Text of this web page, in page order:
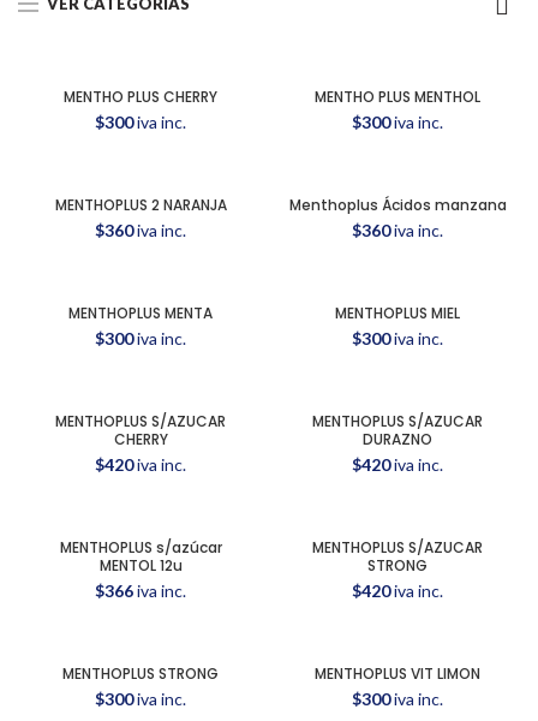
MENTHO PLUS CHERRY
$300iva inc.
MENTHO PLUS MENTHOL
$300iva inc.
MENTHOPLUS 2 NARANJA
$360iva inc.
Menthoplus Ácidos manzana
$360iva inc.
MENTHOPLUS MENTA
$300iva inc.
MENTHOPLUS MIEL
$300iva inc.
MENTHOPLUS S/AZUCAR
CHERRY
$420iva inc.
MENTHOPLUS S/AZUCAR
DURAZNO
$420iva inc.
MENTHOPLUS s/azúcar
MENTOL 12u
$366iva inc.
MENTHOPLUS S/AZUCAR
STRONG
$420iva inc.
MENTHOPLUS STRONG
$300iva inc.
MENTHOPLUS VIT LIMON
$300iva inc.